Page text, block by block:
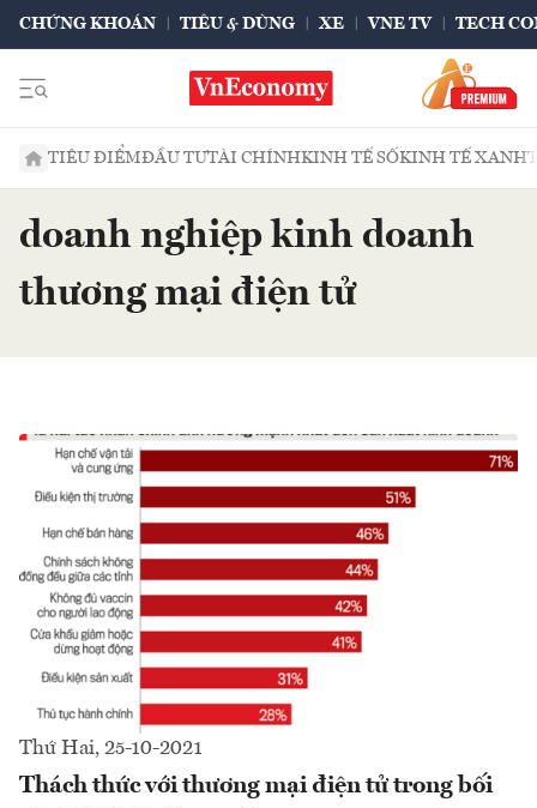
CHỨNG KHOÁN TIÊU & DÙNG XE VNE TV TECH
TIÊU ĐIỂMĐẦU TƯTÀI CHÍNHKINH TẾ SỐKINH TẾ XANH
doanh nghiệp kinh doanh
thương mại điện tử
Thứ Hai, 25-10-2021
Thách thức với thương mại điện tử trong bối